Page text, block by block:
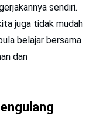
sendiri.
juga tidak mudah
belajar bersama
dan